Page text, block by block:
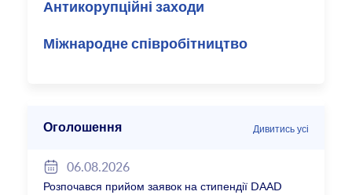
Антикорупційні заходи
Міжнародне співробітництво
Оголошення Дивитись усі
06.08.2026
Розпочався прийом заявок на стипендії DAAD